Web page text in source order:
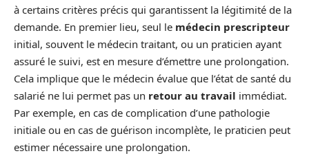
à certains critères précis qui garantissent la légitimité de la
demande. En premier lieu, seul le médecin prescripteur
initial, souvent le médecin traitant, ou un praticien ayant
assuré le suivi, est en mesure d’émettre une prolongation.
Cela implique que le médecin évalue que l’état de santé du
salarié ne lui permet pas un retour au travail immédiat.
Par exemple, en cas de complication d’une pathologie
initiale ou en cas de guérison incomplète, le praticien peut
estimer nécessaire une prolongation.